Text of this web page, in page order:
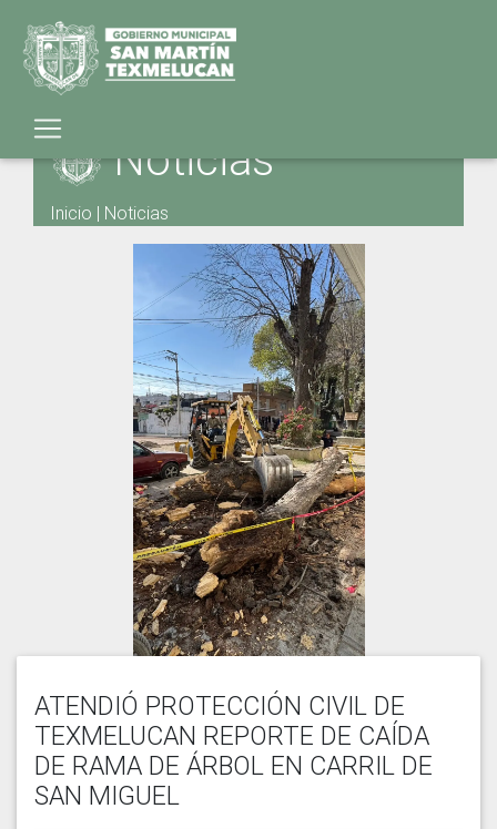
Noticias
Inicio | Noticias
ATENDIÓ PROTECCIÓN CIVIL DE
TEXMELUCAN REPORTE DE CAÍDA
DE RAMA DE ÁRBOL EN CARRIL DE
SAN MIGUEL